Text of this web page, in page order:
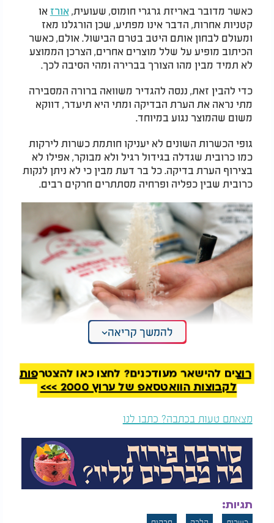
כאשר מדובר באריזת גרגרי חומוס, שעועית, אורז או
קטניות אחרות, הדבר אינו מפתיע, שכן הורגלנו מאז
ומעולם לבחון אותם היטב בטרם הבישול. אולם, כאשר
הכיתוב מופיע על שלל מוצרים אחרים, הצרכן הממוצע
לא תמיד מבין מהו הצורך בברירה ומהי הסיבה לכך.
כדי להבין זאת, ננסה להגדיר משוואה ברורה המסבירה
מתי נראה את הערת הבדיקה ומתי היא תיעדר, דווקא
משום שהמוצר נגוע במיוחד.
גופי הכשרות השונים לא יעניקו חותמת כשרות לירקות
כמו כרובית שגדלה בגידול רגיל ולא מבוקר, אפילו לא
בצירוף הערת בדיקה. כל בר דעת מבין כי לא ניתן לנקות
כרובית שבין כפליה ופרחיה מסתתרים חרקים רבים.
לכן, כרובית רגילה אצל ירקן מורשה תימכר ללא ציון
כשרות ספציפי על החרקים, והפיקוח בה יתמקד אך ורק
בהפרשת תרומות ומעשרות, מתוך הבנה שהקונה מבין
בעצמו את המצב ואת חובת הבדיקה המדוקדקת של
המלצות נוספות
להמשך קריאה
רוצים להישאר מעודכנים? לחצו כאן להצטרפות
לקבוצות הוואטסאפ של ערוץ 2000 >>>
מצאתם טעות בכתבה? כתבו לנו
תגיות: